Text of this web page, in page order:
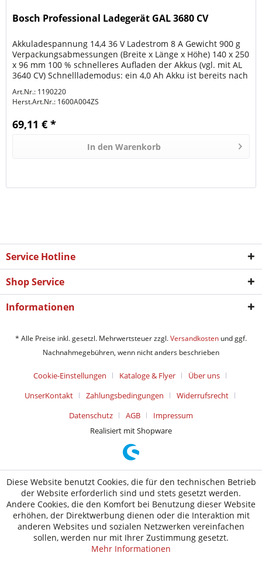
Bosch Professional Ladegerät GAL 3680 CV
Akkuladespannung 14,4 36 V Ladestrom 8 A Gewicht 900 g
Verpackungsabmessungen (Breite x Länge x Höhe) 140 x 250
x 96 mm 100 % schnelleres Aufladen der Akkus (vgl. mit AL
3640 CV) Schnelllademodus: ein 4,0 Ah Akku ist bereits nach
Art.Nr.: 1190220
Herst.Art.Nr.: 1600A004ZS
69,11 € *
In den Warenkorb
Service Hotline
Shop Service
Informationen
* Alle Preise inkl. gesetzl. Mehrwertsteuer zzgl.Versandkosten und ggf.
Nachnahmegebühren, wenn nicht anders beschrieben
Cookie-Einstellungen Kataloge & Flyer
Über uns
UnserKontakt
Zahlungsbedingungen
Widerrufsrecht
Datenschutz
AGB
Impressum
Realisiert mit Shopware
Diese Website benutzt Cookies, die für den technischen Betrieb
der Website erforderlich sind und stets gesetzt werden.
Andere Cookies, die den Komfort bei Benutzung dieser Website
erhöhen, der Direktwerbung dienen oder die Interaktion mit
anderen Websites und sozialen Netzwerken vereinfachen
sollen, werden nur mit Ihrer Zustimmung gesetzt.
Mehr Informationen